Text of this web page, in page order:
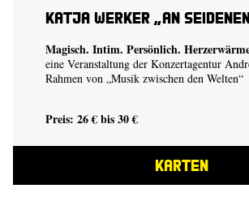
Katja Werker „An
Magisch. Intim. Persönlich.
eine Veranstaltung der Konzertagentur
Rahmen von „Musik zwischen den Welten“
Preis: 26 € bis 30 €
KARTEN